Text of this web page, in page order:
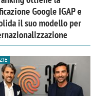
Google IGAP e
il suo modello per